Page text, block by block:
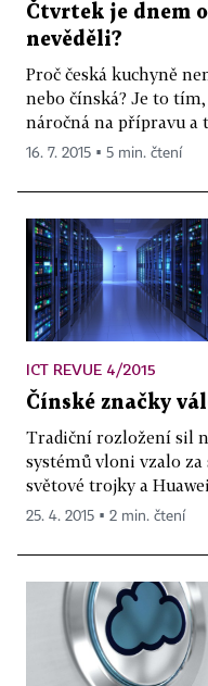
Čtvrtek je dnem
nevěděli?
Proč česká kuchyně
nebo čínská? Je to
náročná na přípravu a
16. 7. 2015 ▪ 5 min. čtení
ICT REVUE 4/2015
Čínské značky
Tradiční rozložení sil
systémů vloni vzalo
světové trojky a
25. 4. 2015 ▪ 2 min. čtení